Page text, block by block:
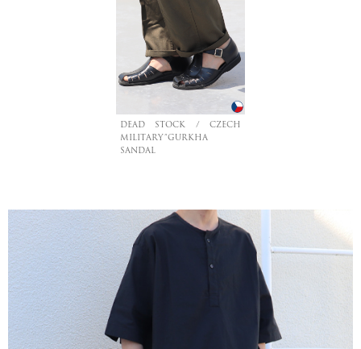
DEAD STOCK / CZECH
MILITARY”GURKHA
SANDAL